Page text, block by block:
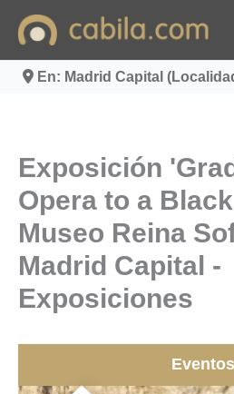
contenido
En: Madrid Capital
Exposición
Opera to a
Museo Reina
Madrid Capital -
Exposiciones
Eventos